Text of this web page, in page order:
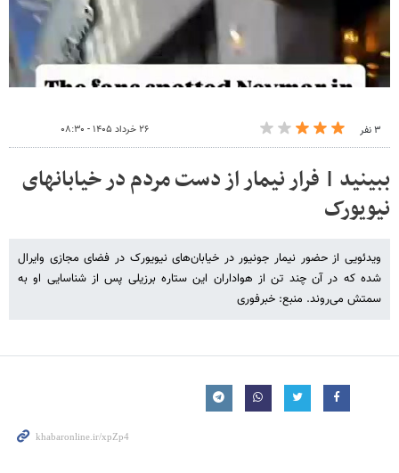
۳ نفر ۲۶ خرداد ۱۴۰۵ - ۰۸:۳۰
ببینید | فرار نیمار از دست مردم در خیابانهای
نیویورک
ویدئویی از حضور نیمار جونیور در خیابان‌های نیویورک در فضای مجازی وایرال
شده که در آن چند تن از هواداران این ستاره برزیلی پس از شناسایی او به
سمتش می‌روند. منبع: خبرفوری